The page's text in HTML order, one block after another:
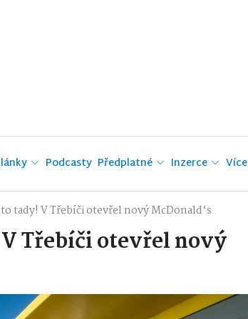
Podcasty Předplatné Inzerce Více
tady! V Třebíči otevřel nový McDonald‘s
Třebíči otevřel nový